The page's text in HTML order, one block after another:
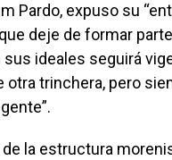
Pardo, expuso su
deje de formar
ideales seguirá
otra trinchera, pero
la estructura